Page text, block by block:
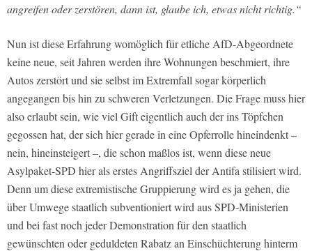
angreifen oder zerstören, dann ist, glaube ich, etwas nicht richtig.“
Nun ist diese Erfahrung womöglich für etliche AfD-Abgeordnete
keine neue, seit Jahren werden ihre Wohnungen beschmiert, ihre
Autos zerstört und sie selbst im Extremfall sogar körperlich
angegangen bis hin zu schweren Verletzungen. Die Frage muss hier
also erlaubt sein, wie viel Gift eigentlich auch der ins Töpfchen
gegossen hat, der sich hier gerade in eine Opferrolle hineindenkt –
nein, hineinsteigert –, die schon maßlos ist, wenn diese neue
Asylpaket-SPD hier als erstes Angriffsziel der Antifa stilisiert wird.
Denn um diese extremistische Gruppierung wird es ja gehen, die
über Umwege staatlich subventioniert wird aus SPD-Ministerien
und bei fast noch jeder Demonstration für den staatlich
gewünschten oder geduldeten Rabatz an Einschüchterung hinterm